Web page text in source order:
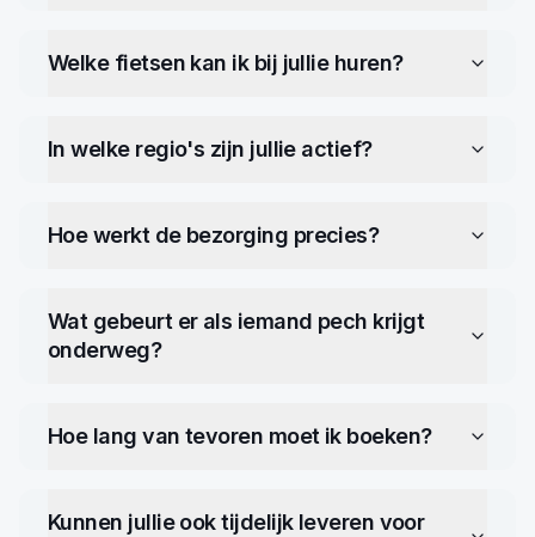
Welke fietsen kan ik bij jullie huren?
In welke regio's zijn jullie actief?
Hoe werkt de bezorging precies?
Wat gebeurt er als iemand pech krijgt
onderweg?
Hoe lang van tevoren moet ik boeken?
Kunnen jullie ook tijdelijk leveren voor